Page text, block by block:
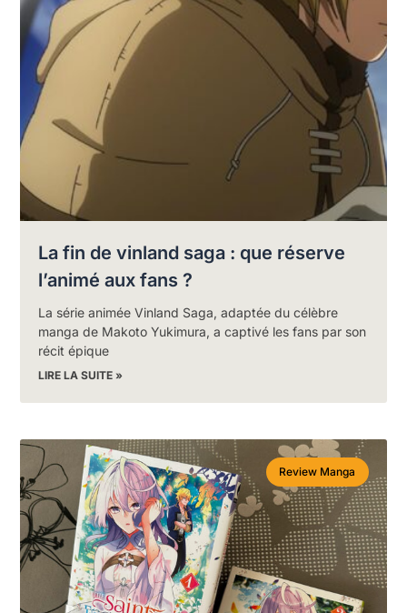
La fin de vinland saga : que réserve
l’animé aux fans ?
La série animée Vinland Saga, adaptée du célèbre
manga de Makoto Yukimura, a captivé les fans par son
récit épique
LIRE LA SUITE »
Review Manga